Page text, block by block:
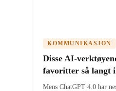
KOMMUNIKASJON
Disse AI-
favoritter så langt i
Mens ChatGPT 4.0 har